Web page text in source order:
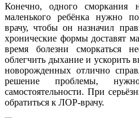
Конечно, одного сморкания
маленького ребёнка нужно
врачу, чтобы он назначил
хронические формы доставят
время болезни сморкаться
облегчить дыхание и ускорить
новорожденных отлично
решение проблемы,
самостоятельности. При
обратиться к ЛОР-врачу.